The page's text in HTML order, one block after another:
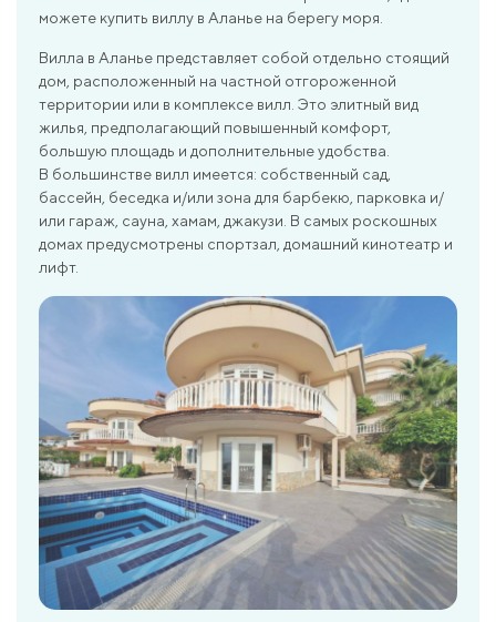
можете купить виллу в Аланье на берегу моря.
Вилла в Аланье представляет собой отдельно стоящий
дом, расположенный на частной отгороженной
территории или в комплексе вилл. Это элитный вид
жилья, предполагающий повышенный комфорт,
большую площадь и дополнительные удобства.
В большинстве вилл имеется: собственный сад,
бассейн, беседка и/или зона для барбекю, парковка и/
или гараж, сауна, хамам, джакузи. В самых роскошных
домах предусмотрены спортзал, домашний кинотеатр и
лифт.